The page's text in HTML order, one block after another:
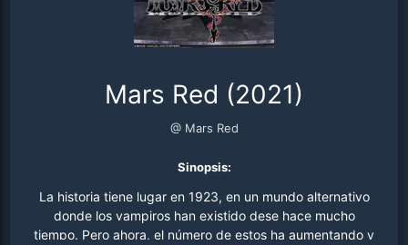
Mars Red (2021)
@ Mars Red
Sinopsis:
La historia tiene lugar en 1923, en un mundo alternativo
donde los vampiros han existido dese hace mucho
tiempo. Pero ahora, el número de estos ha aumentando y